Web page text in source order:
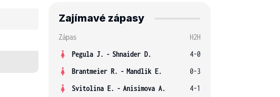
Zajímavé zápasy
Zápas
H2H
Pegula J. - Shnaider D.
4-0
Brantmeier R. - Mandlik E.
0-3
Svitolina E. - Anisimova A.
4-1